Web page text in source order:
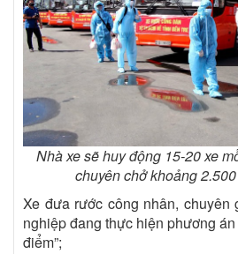
Nhà xe sẽ huy động 15-20 xe
chuyên chở khoảng
Xe đưa rước công nhân, chuyên
nghiệp đang thực hiện phương
điểm”;